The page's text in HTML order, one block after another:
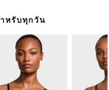
หรับทุกวัน